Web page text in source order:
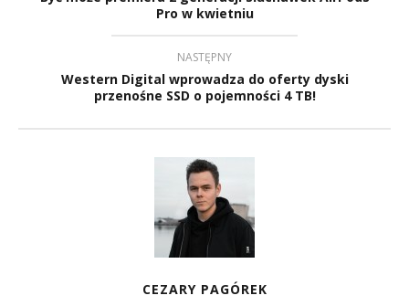
Pro w kwietniu
NASTĘPNY
Western Digital wprowadza do oferty dyski
przenośne SSD o pojemności 4 TB!
CEZARY PAGÓREK